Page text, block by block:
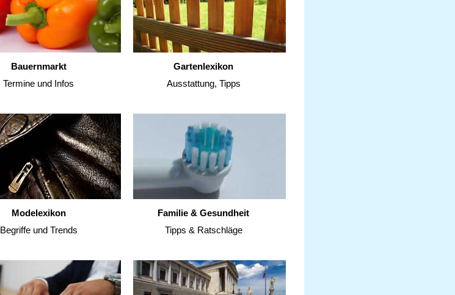
Bauernmarkt
Termine und Infos
Gartenlexikon
Ausstattung, Tipps
Modelexikon
Begriffe und Trends
Familie & Gesundheit
Tipps & Ratschläge